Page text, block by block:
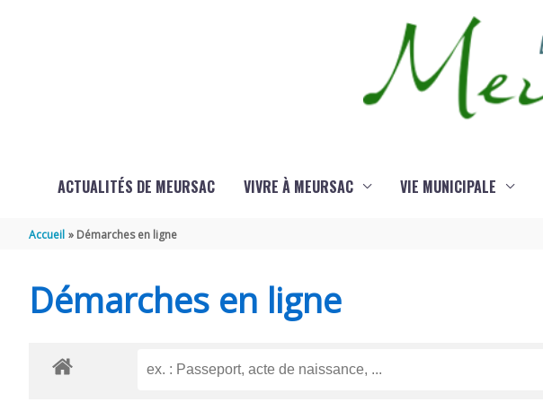
ACTUALITÉS DE MEURSAC VIVRE À MEURSAC VIE MUNICIPALE
Accueil Démarches en ligne
Démarches en ligne